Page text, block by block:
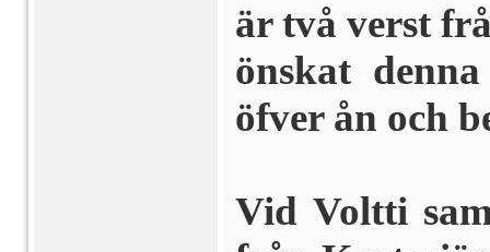
är två verst
önskat
öfver ån och
Vid Voltti